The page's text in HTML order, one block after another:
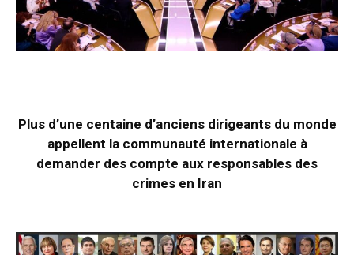
Plus d’une centaine d’anciens dirigeants du monde
appellent la communauté internationale à
demander des compte aux responsables des
crimes en Iran